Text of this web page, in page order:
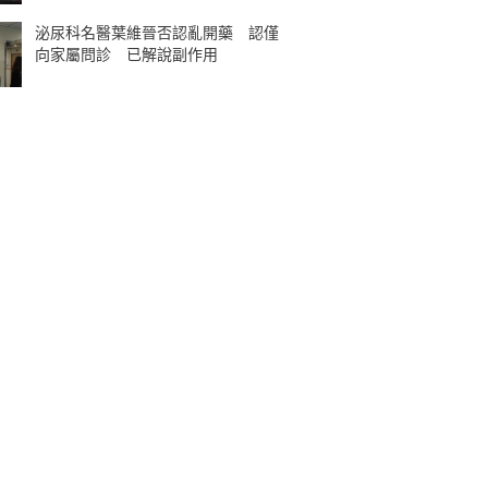
泌尿科名醫葉維晉否認亂開藥 認僅
向家屬問診 已解說副作用